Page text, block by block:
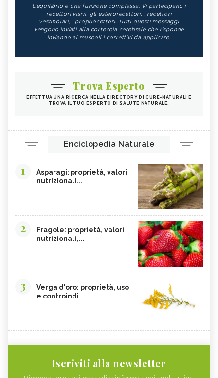
L'equilibrio è una funzione complessa. Vi partecipano i
recettori visivi, gli esterorecettori, i recettori
vestibolari, i propriocettori. Tutti questi messaggi
vengono inviati alla corteccia cerebrale che risponde
inviando ai muscoli i correttivi da applicare.
Trova Esperto
EFFETTUA UNA RICERCA NELLA DIRECTORY DI CURE-NATURALI E
TROVA IL TUO ESPERTO DI SALUTE NATURALE.
Enciclopedia Naturale
1
Asparagi: proprietà, valori
nutrizionali...
2
Fragole: proprietà, valori
nutrizionali,...
3
Verga d'oro: proprietà, uso
e controindi...
Iscriviti alla newsletter